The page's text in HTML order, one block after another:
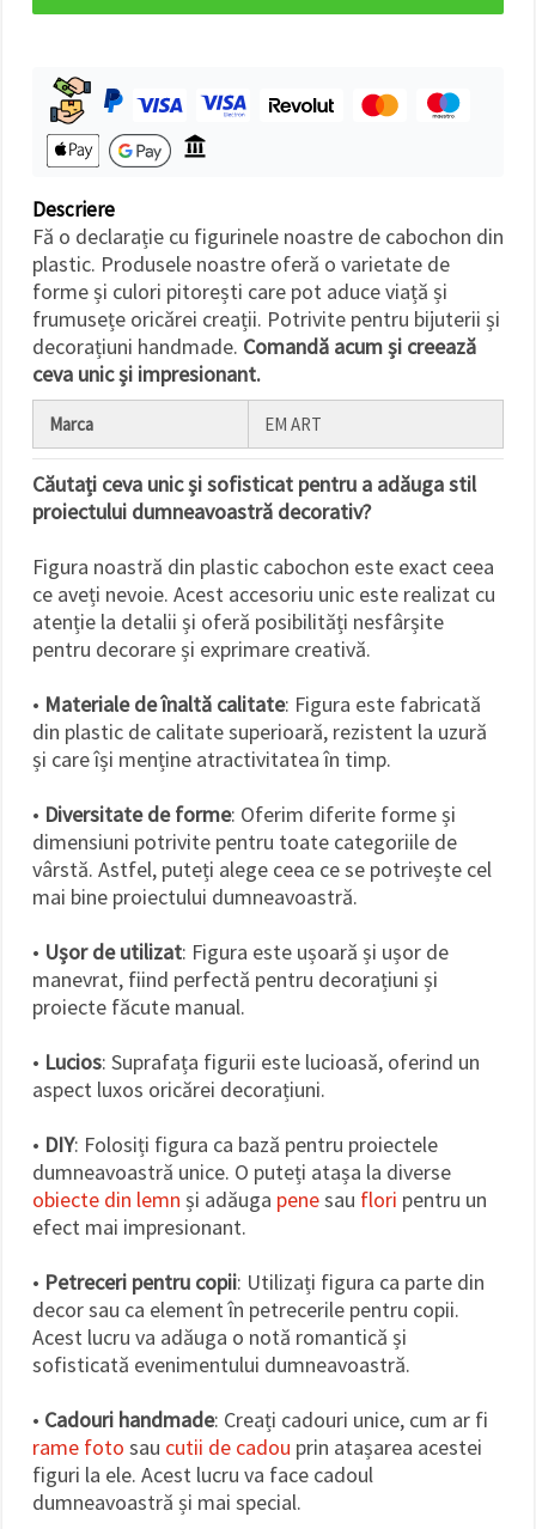
Setări
Descriere
Fă o declarație cu figurinele noastre de cabochon din
plastic. Produsele noastre oferă o varietate de
forme și culori pitorești care pot aduce viață și
frumusețe oricărei creații. Potrivite pentru bijuterii și
decorațiuni handmade. Comandă acum și creează
ceva unic și impresionant.
Marca EM ART
Căutați ceva unic și sofisticat pentru a adăuga stil
proiectului dumneavoastră decorativ?
Figura noastră din plastic cabochon este exact ceea
ce aveți nevoie. Acest accesoriu unic este realizat cu
atenție la detalii și oferă posibilități nesfârșite
pentru decorare și exprimare creativă.
• Materiale de înaltă calitate: Figura este fabricată
din plastic de calitate superioară, rezistent la uzură
și care își menține atractivitatea în timp.
• Diversitate de forme: Oferim diferite forme și
dimensiuni potrivite pentru toate categoriile de
vârstă. Astfel, puteți alege ceea ce se potrivește cel
mai bine proiectului dumneavoastră.
• Ușor de utilizat: Figura este ușoară și ușor de
manevrat, fiind perfectă pentru decorațiuni și
proiecte făcute manual.
• Lucios: Suprafața figurii este lucioasă, oferind un
aspect luxos oricărei decorațiuni.
• DIY: Folosiți figura ca bază pentru proiectele
dumneavoastră unice. O puteți atașa la diverse
obiecte din lemn și adăuga penesau flori pentru un
efect mai impresionant.
• Petreceri pentru copii: Utilizați figura ca parte din
decor sau ca element în petrecerile pentru copii.
Acest lucru va adăuga o notă romantică și
sofisticată evenimentului dumneavoastră.
• Cadouri handmade: Creați cadouri unice, cum ar fi
rame foto sau cutii de cadou prin atașarea acestei
figuri la ele. Acest lucru va face cadoul
dumneavoastră și mai special.